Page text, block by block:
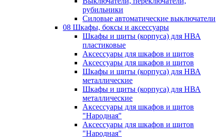
рубильники
Силовые автоматические выключатели
08 Шкафы, боксы и аксессуары
Шкафы и щиты (корпуса) для НВА
пластиковые
Аксессуары для шкафов и щитов
Аксессуары для шкафов и щитов
Шкафы и щиты (корпуса) для НВА
металлические
Шкафы и щиты (корпуса) для НВА
металлические
Аксессуары для шкафов и щитов
"Народная"
Аксессуары для шкафов и щитов
"Народная"